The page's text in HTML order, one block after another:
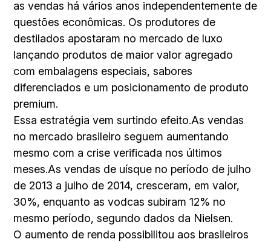
as vendas há vários anos independentemente de
questões econômicas. Os produtores de
destilados apostaram no mercado de luxo
lançando produtos de maior valor agregado
com embalagens especiais, sabores
diferenciados e um posicionamento de produto
premium.
Essa estratégia vem surtindo efeito.As vendas
no mercado brasileiro seguem aumentando
mesmo com a crise verificada nos últimos
meses.As vendas de uísque no período de julho
de 2013 a julho de 2014, cresceram, em valor,
30%, enquanto as vodcas subiram 12% no
mesmo período, segundo dados da Nielsen.
O aumento de renda possibilitou aos brasileiros